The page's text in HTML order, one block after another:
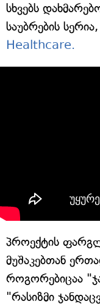
სხვებს
საუბრების
Healthcare.
პროექტის
მუშაკებთან
როგორებიცაა
"რასიზმი